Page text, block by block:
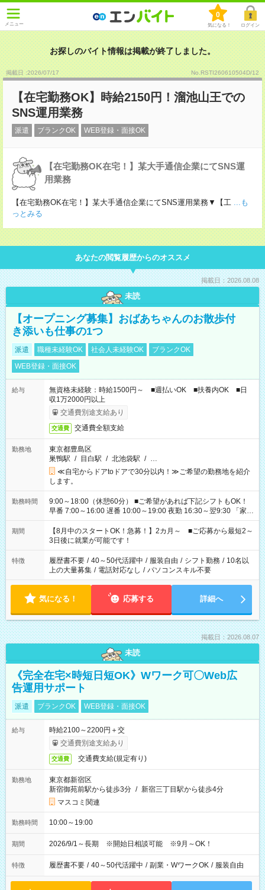
メニュー
0
気になる！ ログイン
お探しのバイト情報は掲載が終了しました。
掲載日 :2026/07/17 No.RSTI260610504D/12
【在宅勤務OK】時給2150円！溜池山王での
SNS運用業務
派遣 ブランクOK WEB登録・面接OK
【在宅勤務OK在宅！】某大手通信企業にてSNS運
用業務
【在宅勤務OK在宅！】某大手通信企業にてSNS運用業務▼【工 ...も
っとみる
あなたの閲覧履歴からのオススメ
掲載日：2026.08.08
未読
【オープニング募集】おばあちゃんのお散歩付
き添いも仕事の1つ
派遣 職種未経験OK 社会人未経験OK
ブランクOK
WEB登録・面接OK
給与
無資格未経験：時給1500円～ ■週払いOK ■扶養内OK ■日
収1万2000円以上
交通費別途支給あり
交通費 交通費全額支給
勤務地
東京都豊島区
巣鴨駅 / 目白駅 / 北池袋駅 / …
≪自宅からドアtoドアで30分以内！≫ご希望の勤務地を紹介
します。
勤務時間
9:00～18:00（休憩60分） ■ご希望があれば下記シフトもOK！
早番 7:00～16:00 遅番 10:00～19:00 夜勤 16:30～翌9:30 「家族
と休みを合わせたい」 「余裕を持って夕飯の準備がしたい」
「できれば残業はしたくない」 など、ご希望を教えてください
ね。 ※Wワーク希望の方へ 今ご覧のお仕事で希望する勤務時間
と、もう1つのお仕事の勤務時間。 合計で週40時間を超える場
合は応募できません。
期間
【8月中のスタートOK！急募！】2カ月～ ■ご応募から最短2～
3日後に就業が可能です！
特徴 履歴書不要 / 40～50代活躍中 / 服装自由 / シフト勤務 / 10名以
上の大量募集 / 電話対応なし / パソコンスキル不要
気になる！ 応募する 詳細へ
掲載日：2026.08.07
未読
《完全在宅×時短日短OK》Wワーク可〇Web広
告運用サポート
派遣 ブランクOK WEB登録・面接OK
給与
時給2100～2200円＋交
交通費別途支給あり
交通費 交通費支給(規定有り)
勤務地
東京都新宿区
新宿御苑前駅から徒歩3分 / 新宿三丁目駅から徒歩4分
マスコミ関連
勤務時間 10:00～19:00
期間 2026/9/1～長期 ※開始日相談可能 ※9月～OK！
特徴 履歴書不要 / 40～50代活躍中 / 副業・WワークOK / 服装自由